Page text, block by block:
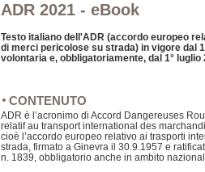
ADR 2021 - eBook
Testo italiano dell'ADR (accordo europeo
di merci pericolose su strada) in vigore dal
volontaria e, obbligatoriamente, dal 1° luglio
CONTENUTO
ADR è l’acronimo di Accord Dangereuses
relatif au transport international des
cioè l’accordo europeo relativo ai trasporti
strada, firmato a Ginevra il 30.9.1957 e
n. 1839, obbligatorio anche in ambito